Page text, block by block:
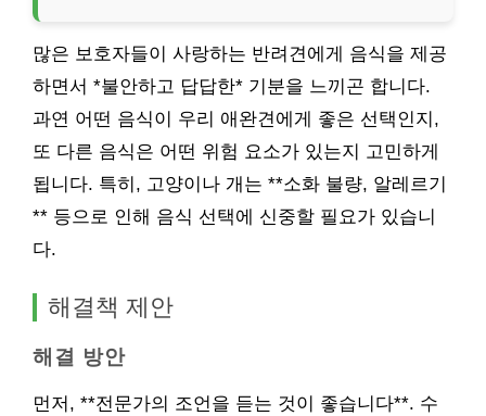
많은 보호자들이 사랑하는 반려견에게 음식을 제공
하면서 *불안하고 답답한* 기분을 느끼곤 합니다.
과연 어떤 음식이 우리 애완견에게 좋은 선택인지,
또 다른 음식은 어떤 위험 요소가 있는지 고민하게
됩니다. 특히, 고양이나 개는 **소화 불량, 알레르기
** 등으로 인해 음식 선택에 신중할 필요가 있습니
다.
해결책 제안
해결 방안
먼저, **전문가의 조언을 듣는 것이 좋습니다**. 수